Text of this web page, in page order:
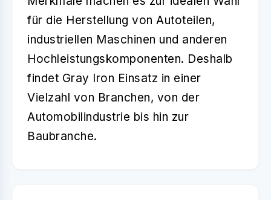
für die Herstellung von Autoteilen,
industriellen Maschinen und anderen
Hochleistungskomponenten. Deshalb
findet Gray Iron Einsatz in einer
Vielzahl von Branchen, von der
Automobilindustrie bis hin zur
Baubranche.